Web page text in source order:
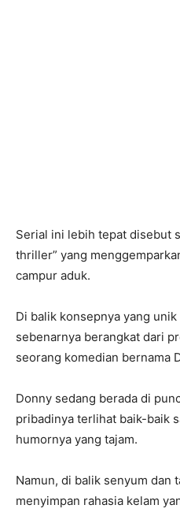
Serial ini lebih tepat disebut
thriller” yang
campur aduk.
Di balik konsepnya yang
sebenarnya berangkat dari
seorang komedian bernama
Donny sedang berada di
pribadinya terlihat baik-baik
humornya yang tajam.
Namun, di balik senyum dan
menyimpan rahasia kelam